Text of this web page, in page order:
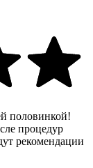
половинкой!
процедур
рекомендации